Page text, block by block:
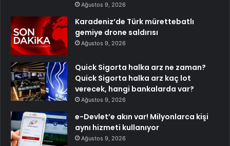
Ağustos 9, 2026
Karadeniz’de Türk mürettebatlı
gemiye drone saldırısı
Ağustos 9, 2026
Quick Sigorta halka arz ne zaman?
Quick Sigorta halka arz kaç lot
verecek, hangi bankalarda var?
Ağustos 9, 2026
e-Devlet’e akın var! Milyonlarca kişi
aynı hizmeti kullanıyor
Ağustos 9, 2026